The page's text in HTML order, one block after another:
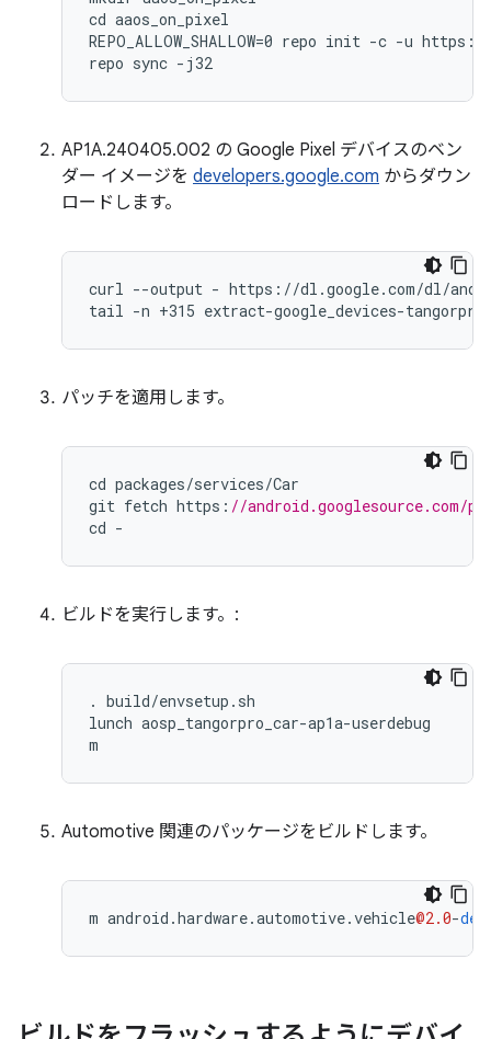
cd aaos_on_pixel
REPO_ALLOW_SHALLOW=0 repo init -c -u
repo sync -j32
AP1A.240405.002 の Google Pixel デバイスのベン
ダー イメージを developers.google.com からダウン
ロードします。
curl --output - https://dl.google.com/dl/
tail -n +315 extract-google_devices-
パッチを適用します。
cd packages/services/Car
git fetch https : //android.googlesource.com/
cd -
ビルドを実行します。:
. build/envsetup.sh
lunch aosp_tangorpro_car-ap1a-userdebug
m
Automotive 関連のパッケージをビルドします。
m android .hardware.automotive.vehicle@2.0-